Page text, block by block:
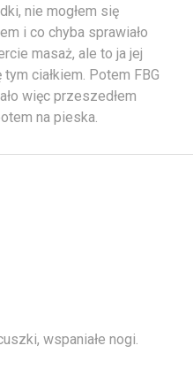
nie mogłem się
i co chyba sprawiało
masaż, ale to ja jej
ciałkiem. Potem FBG
więc przeszedłem
na pieska.
wspaniałe nogi.